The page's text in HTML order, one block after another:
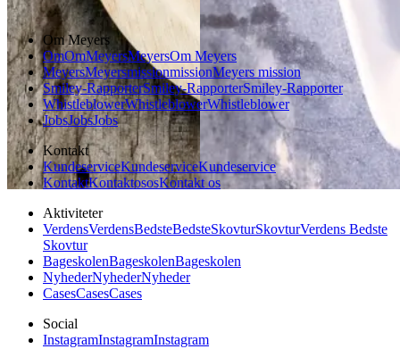
Om Meyers
OmOmMeyersMeyersOm Meyers
MeyersMeyersmissionmissionMeyers mission
Smiley-RapporterSmiley-RapporterSmiley-Rapporter
WhistleblowerWhistleblowerWhistleblower
JobsJobsJobs
Kontakt
KundeserviceKundeserviceKundeservice
KontaktKontaktososKontakt os
Aktiviteter
VerdensVerdensBedsteBedsteSkovturSkovturVerdens Bedste
Skovtur
BageskolenBageskolenBageskolen
NyhederNyhederNyheder
CasesCasesCases
Social
InstagramInstagramInstagram